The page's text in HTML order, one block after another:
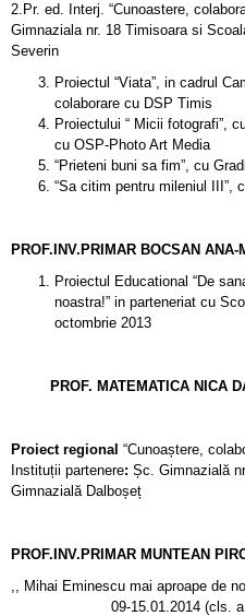
2.Pr. ed. Interj. “Cunoastere,
Gimnaziala nr. 18 Timisoara si
Severin
Proiectul “Viata”, in cadrul
colaborare cu DSP Timis
Proiectului “ Micii fotografi”,
cu OSP-Photo Art Media
“Prieteni buni sa fim”, cu
“Sa citim pentru mileniul III”,
PROF.INV.PRIMAR BOCSAN ANA-
Proiectul Educational “De
noastra!” in parteneriat cu
octombrie 2013
PROF. MATEMATICA NICA
Proiect regional “Cunoaștere,
Instituții partenere: Șc. Gimnazială
Gimnazială Dalboșeț
PROF.INV.PRIMAR MUNTEAN
,, Mihai Eminescu mai aproape de
09-15.01.2014 (cls. a III-a